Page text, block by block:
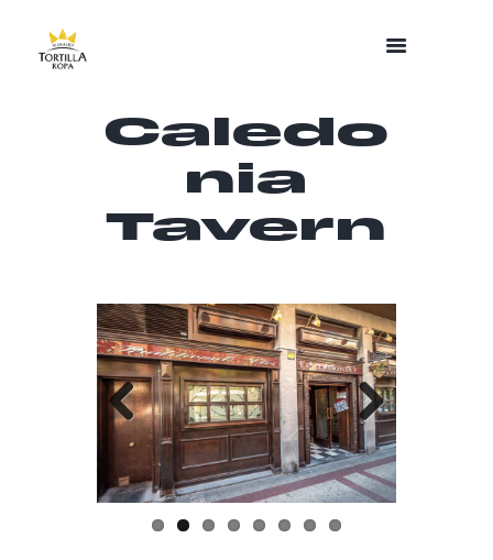
Caledo
nia
Tavern
Previo
Next